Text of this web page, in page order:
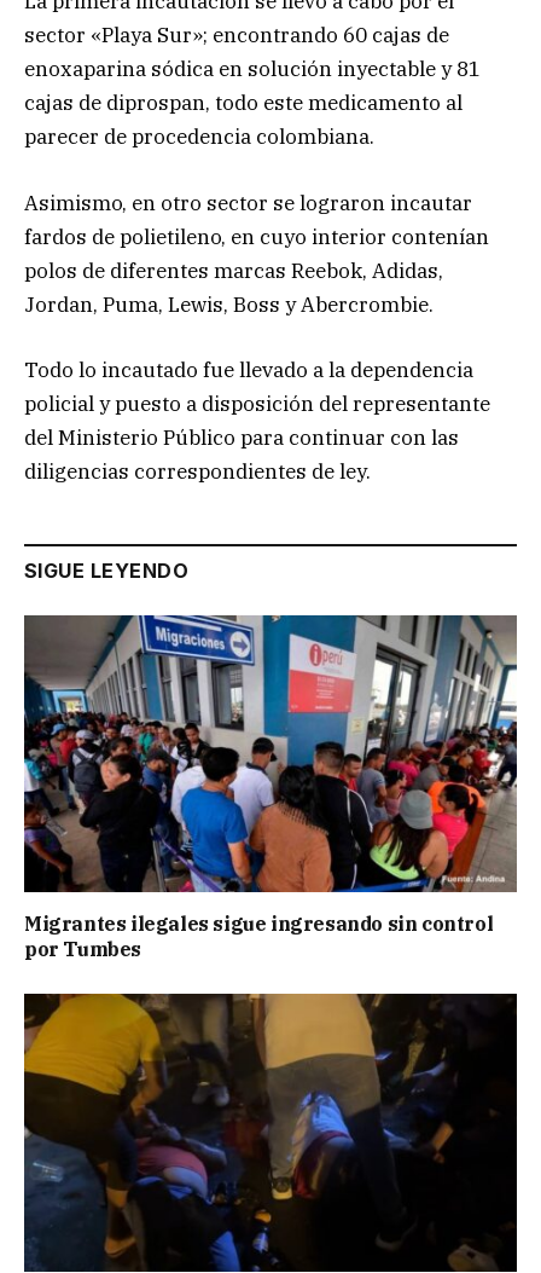
sector «Playa Sur»; encontrando 60 cajas de
enoxaparina sódica en solución inyectable y 81
cajas de diprospan, todo este medicamento al
parecer de procedencia colombiana.
Asimismo, en otro sector se lograron incautar
fardos de polietileno, en cuyo interior contenían
polos de diferentes marcas Reebok, Adidas,
Jordan, Puma, Lewis, Boss y Abercrombie.
Todo lo incautado fue llevado a la dependencia
policial y puesto a disposición del representante
del Ministerio Público para continuar con las
diligencias correspondientes de ley.
SIGUE LEYENDO
Migrantes ilegales sigue ingresando sin control
por Tumbes